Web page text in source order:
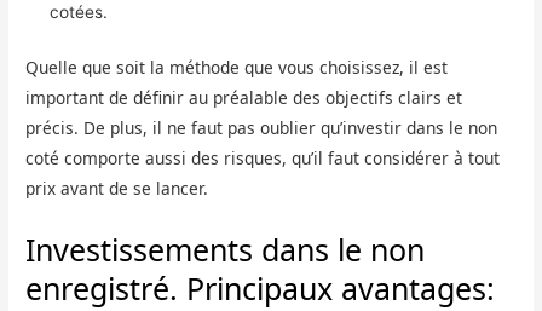
cotées.
Quelle que soit la méthode que vous choisissez, il est
important de définir au préalable des objectifs clairs et
précis. De plus, il ne faut pas oublier qu’investir dans le non
coté comporte aussi des risques, qu’il faut considérer à tout
prix avant de se lancer.
Investissements dans le non
enregistré. Principaux avantages: